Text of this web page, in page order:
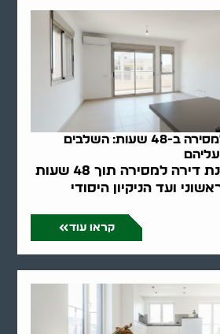
הכינו דירה מוכנה למסירה ב-48 שעות: השלבים
מדריך מקיף להכנת דירה למסירה תוך 48 שעות
ועד הניקיון היסודי
קראו עוד